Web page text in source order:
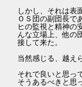
しかし、それは表
ＯＳ団の副団長で
ヒの監視と精神の
んな立場上、他の
接して来た。
当然感じる、越え
それで良いと思っ
そうあるべきと思